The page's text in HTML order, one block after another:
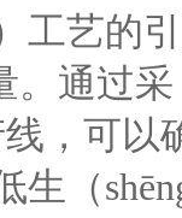
工艺的
。通过
，可以
生（